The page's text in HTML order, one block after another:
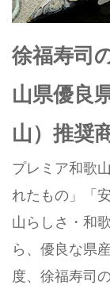
徐福寿司
山県優良
山）推奨
プレミア和歌
れたもの」「
山らしさ・和
ら、優良な県
度、徐福寿司